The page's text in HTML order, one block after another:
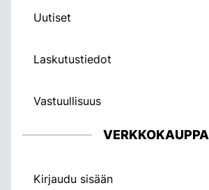
Uutiset
Laskutustiedot
Vastuullisuus
VERKKOKAUPPA
Kirjaudu sisään